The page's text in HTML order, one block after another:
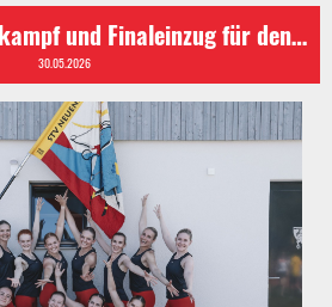
Erfolgreicher Wettkampf und Finaleinzug für den STV Neuenkirch am Tannzapfe-Cup
30.05.2026